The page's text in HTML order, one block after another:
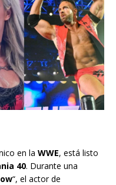
en la WWE, está listo
40. Durante una
“, el actor de